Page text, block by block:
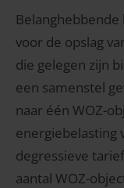
voor de opslag
die gelegen zijn
een samenstel
naar één WOZ-
energiebelasting
degressieve
aantal WOZ-